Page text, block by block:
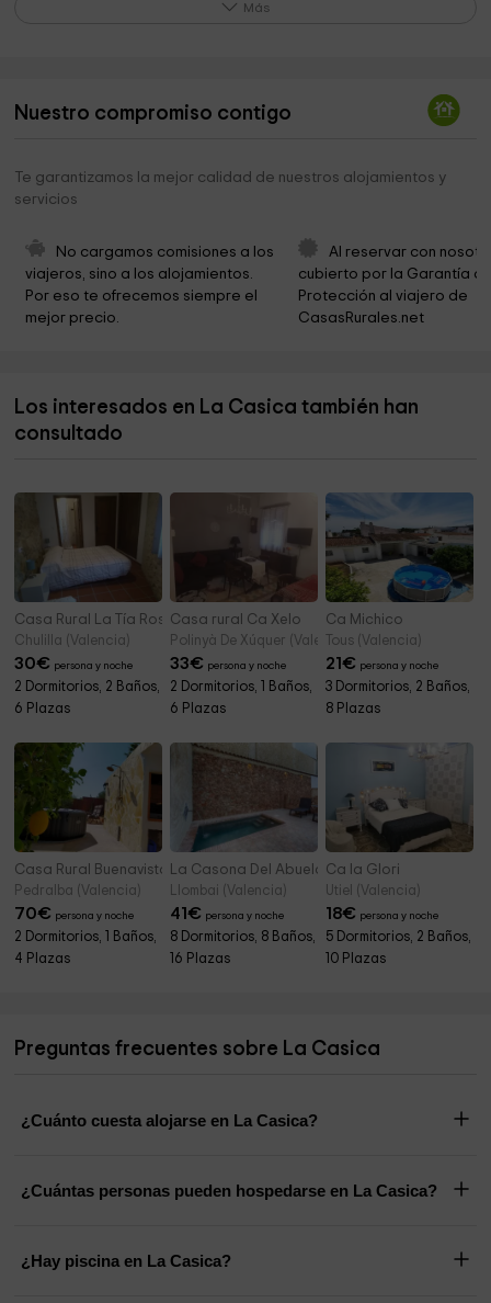
Iglesia de San Cosme y San Damián 14,5 km
Los caños de Torrijas
El Paraíso
Fuente del Espinar
Fuente del Ramo 15,8 km
Fuente del Gavilán 17,1 km
Más
Nuestro compromiso contigo
Te garantizamos la mejor calidad de nuestros alojamientos y
servicios
No cargamos comisiones a los
viajeros, sino a los alojamientos.
Por eso te ofrecemos siempre el
mejor precio.
Al reservar con
cubierto por la Garantía
Protección al viajero de
CasasRurales.net
Los interesados en La Casica también han
consultado
Casa Rural La Tía Rosa
Chulilla (Valencia)
30€ persona y noche
2 Dormitorios, 2 Baños,
6 Plazas
Casa rural Ca Xelo
Polinyà De Xúquer (Valencia)
33€ persona y noche
2 Dormitorios, 1 Baños,
6 Plazas
Ca Michico
Tous (Valencia)
21€ persona y noche
3 Dormitorios, 2 Baños,
8 Plazas
Casa Rural Buenavista Pedralba
Pedralba (Valencia)
70€ persona y noche
2 Dormitorios, 1 Baños,
4 Plazas
La Casona Del Abuelo Enrique
Llombai (Valencia)
41€ persona y noche
8 Dormitorios, 8 Baños,
16 Plazas
Ca la Glori
Utiel (Valencia)
18€ persona y noche
5 Dormitorios, 2 Baños,
10 Plazas
Preguntas frecuentes sobre La Casica
¿Cuánto cuesta alojarse en La Casica?
¿Cuántas personas pueden hospedarse en La Casica?
¿Hay piscina en La Casica?